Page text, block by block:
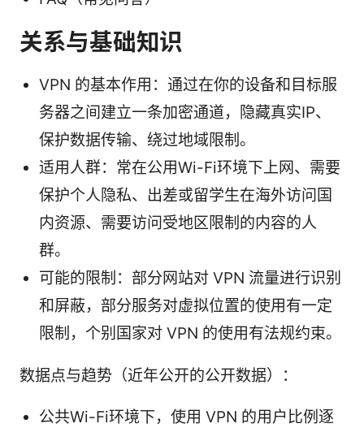
关系与基础知识
VPN 的基本作用：通过在你的设备和目标服
务器之间建立一条加密通道，隐藏真实IP、
保护数据传输、绕过地域限制。
适用人群：常在公用Wi-Fi环境下上网、需要
保护个人隐私、出差或留学生在海外访问国
内资源、需要访问受地区限制的内容的人
群。
可能的限制：部分网站对 VPN 流量进行识别
和屏蔽，部分服务对虚拟位置的使用有一定
限制，个别国家对 VPN 的使用有法规约束。
数据点与趋势（近年公开的公开数据）：
公共Wi-Fi环境下，使用 VPN 的用户比例逐